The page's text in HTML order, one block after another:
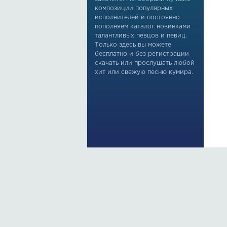
композиции популярных
исполнителей и постоянно
пополняем каталог новинками
талантливых певцов и певиц.
Только здесь вы можете
бесплатно и без регистрации
скачать или прослушать любой
хит или свежую песню кумира.